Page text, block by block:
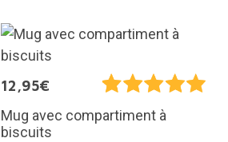
12,95€
Mug avec compartiment à
biscuits